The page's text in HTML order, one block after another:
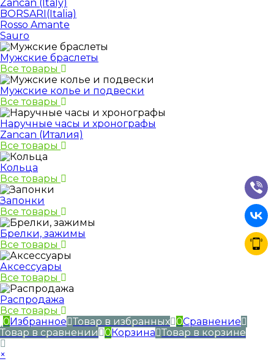
Zancan (Italy)
BORSARI(Italia)
Rosso Amante
Sauro
Мужские браслеты
Все товары
Мужские колье и подвески
Все товары
Наручные часы и хронографы
Zancan (Италия)
Все товары
Кольца
Все товары
Запонки
Все товары
Брелки, зажимы
Все товары
Аксессуары
Все товары
Распродажа
Все товары
0Избранное Товар в избранных 0Сравнение
Товар в сравнении
0Корзина Товар в корзине
×